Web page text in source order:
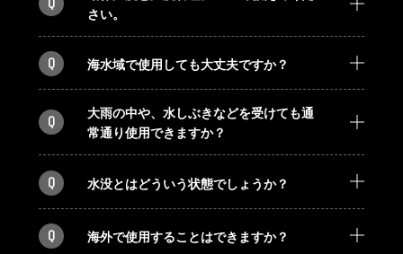
さい。
Q 海水域で使用しても大丈夫ですか？
Q
大雨の中や、水しぶきなどを受けても通
常通り使用できますか？
Q 水没とはどういう状態でしょうか？
Q 海外で使用することはできますか？